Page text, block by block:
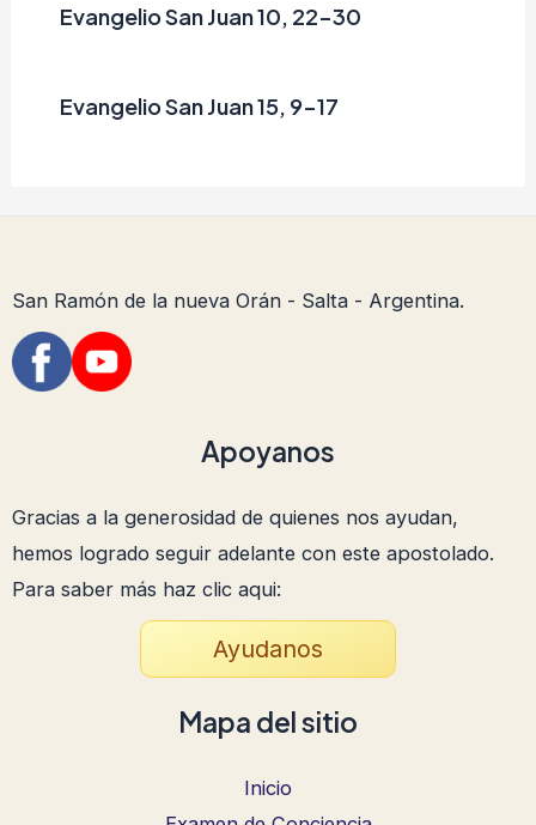
Evangelio San Juan 10, 22-30
Evangelio San Juan 15, 9-17
San Ramón de la nueva Orán - Salta - Argentina.
Apoyanos
Gracias a la generosidad de quienes nos ayudan,
hemos logrado seguir adelante con este apostolado.
Para saber más haz clic aqui:
Ayudanos
Mapa del sitio
Inicio